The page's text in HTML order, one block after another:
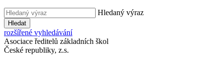
Hledaný výraz
Hledat
rozšířené vyhledávání
Asociace ředitelů základních škol
České republiky, z.s.